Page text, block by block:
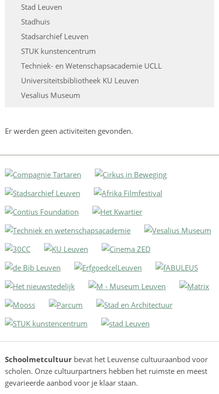
Stad Leuven
Stadhuis
Stadsarchief Leuven
STUK kunstencentrum
Techniek- en Wetenschapsacademie UCLL
Universiteitsbibliotheek KU Leuven
Vesalius Museum
Er werden geen activiteiten gevonden.
Schoolmetcultuur bevat het Leuvense cultuuraanbod voor
scholen. Onze cultuurpartners hebben het ruimste en meest
gevarieerde aanbod voor je klaar staan.